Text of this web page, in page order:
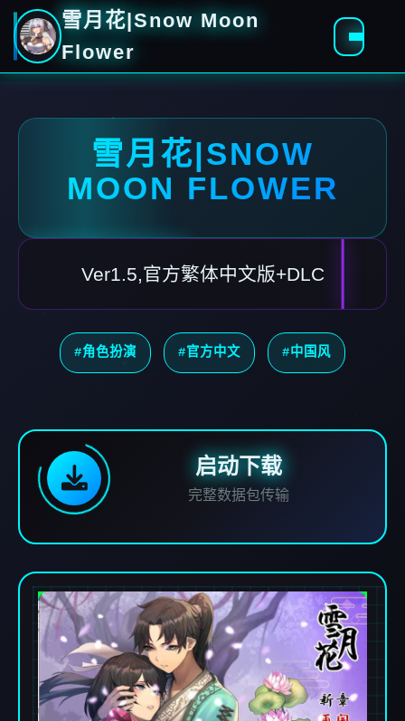
雪月花|Snow Moon
Flower
雪月花|SNOW
MOON FLOWER
Ver1.5,官方繁体中文版+DLC
#角色扮演 #官方中文 #中国风
启动下载
完整数据包传输